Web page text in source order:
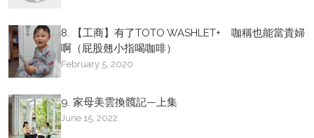
8. 【工商】有了TOTO WASHLET+ 咖稱也能當貴婦
啊（屁股翹小指喝咖啡）
February 5, 2020
9. 家母美雲換髖記—上集
June 15, 2022